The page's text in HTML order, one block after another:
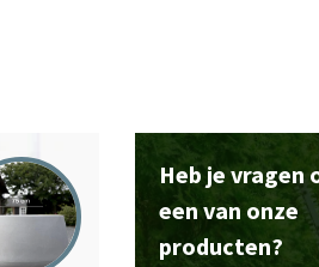
Heb je vragen
een van onze
producten?